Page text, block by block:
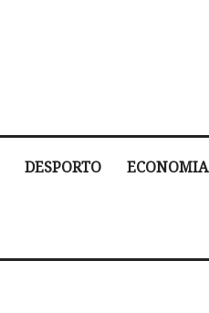
DESPORTO ECONOMIA